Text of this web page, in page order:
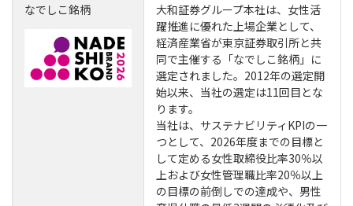
なでしこ銘柄
大和証券グループ本社は、女性活
躍推進に優れた上場企業として、
経済産業省が東京証券取引所と共
同で主催する「なでしこ銘柄」に
選定されました。2012年の選定開
始以来、当社の選定は11回目とな
ります。
当社は、サステナビリティKPIの一
つとして、2026年度までの目標と
して定める女性取締役比率30％以
上および女性管理職比率20％以上
の目標の前倒しでの達成や、男性